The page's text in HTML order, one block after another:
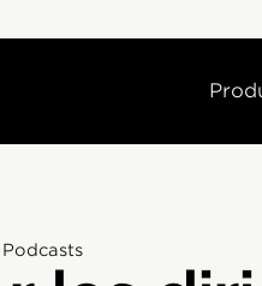
Podcasts